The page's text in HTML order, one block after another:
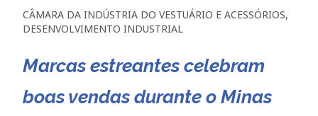
CÂMARA DA INDÚSTRIA DO VESTUÁRIO E ACESSÓRIOS,
DESENVOLVIMENTO INDUSTRIAL
Marcas estreantes celebram
boas vendas durante o Minas